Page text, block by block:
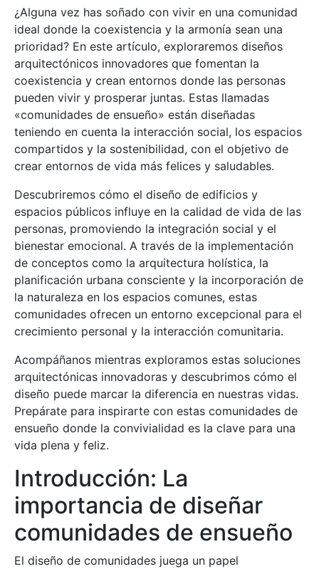
¿Alguna vez has soñado con vivir en una comunidad
ideal donde la coexistencia y la armonía sean una
prioridad? En este artículo, exploraremos diseños
arquitectónicos innovadores que fomentan la
coexistencia y crean entornos donde las personas
pueden vivir y prosperar juntas. Estas llamadas
«comunidades de ensueño» están diseñadas
teniendo en cuenta la interacción social, los espacios
compartidos y la sostenibilidad, con el objetivo de
crear entornos de vida más felices y saludables.
Descubriremos cómo el diseño de edificios y
espacios públicos influye en la calidad de vida de las
personas, promoviendo la integración social y el
bienestar emocional. A través de la implementación
de conceptos como la arquitectura holística, la
planificación urbana consciente y la incorporación de
la naturaleza en los espacios comunes, estas
comunidades ofrecen un entorno excepcional para el
crecimiento personal y la interacción comunitaria.
Acompáñanos mientras exploramos estas soluciones
arquitectónicas innovadoras y descubrimos cómo el
diseño puede marcar la diferencia en nuestras vidas.
Prepárate para inspirarte con estas comunidades de
ensueño donde la convivialidad es la clave para una
vida plena y feliz.
Introducción: La
importancia de diseñar
comunidades de ensueño
El diseño de comunidades juega un papel